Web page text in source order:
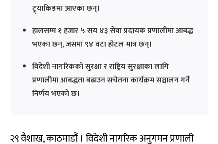
ट्र्याकिङमा आएका छन्।
हालसम्म १ हजार ५ सय ४३ सेवा प्रदायक प्रणालीमा आबद्ध
भएका छन्, जसमा ९४ वटा होटल मात्र छन्।
विदेशी नागरिकको सुरक्षा र राष्ट्रिय सुरक्षाका लागि
प्रणालीमा आबद्धता बढाउन सचेतना कार्यक्रम सञ्चालन गर्ने
निर्णय भएको छ।
२९ वैशाख, काठमाडौं । विदेशी नागरिक अनुगमन प्रणाली